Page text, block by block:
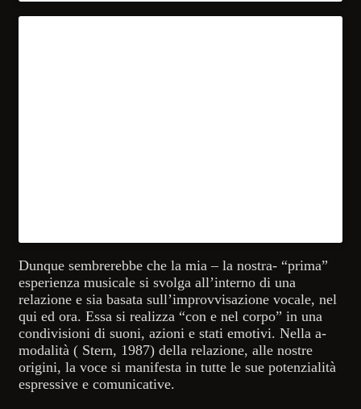
Dunque sembrerebbe che la mia – la nostra- “prima”
esperienza musicale si svolga all’interno di una
relazione e sia basata sull’improvvisazione vocale, nel
qui ed ora. Essa si realizza “con e nel corpo” in una
condivisioni di suoni, azioni e stati emotivi. Nella a-
modalità ( Stern, 1987) della relazione, alle nostre
origini, la voce si manifesta in tutte le sue potenzialità
espressive e comunicative.